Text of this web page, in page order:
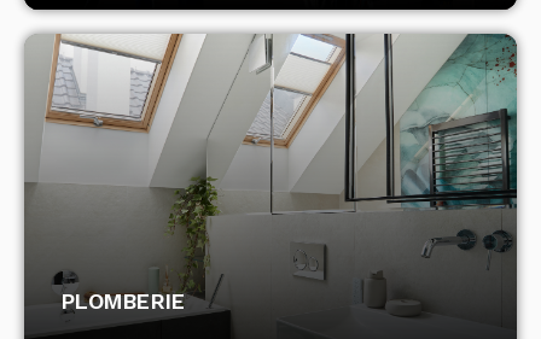
PLOMBERIE
PLOMBERIE